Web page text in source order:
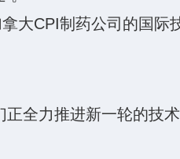
大CPI制药公司的国际
全力推进新一轮的技